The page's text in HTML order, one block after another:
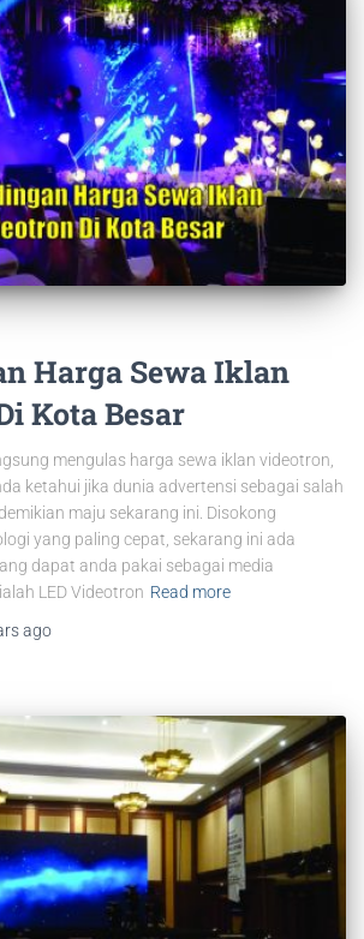
Harga Sewa Iklan
Kota Besar
mengulas harga sewa iklan videotron,
ketahui jika dunia advertensi sebagai salah
maju sekarang ini. Disokong
yang paling cepat, sekarang ini ada
dapat anda pakai sebagai media
LED Videotron Read more
ago